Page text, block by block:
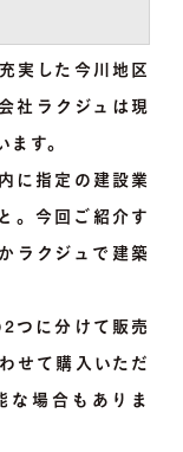
実した今川地区
社ラクジュは現
す。
に指定の建設業
。今回ご紹介す
ラクジュで建築
つに分けて販売
せて購入いただ
な場合もありま